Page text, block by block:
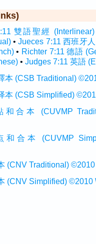
雙語聖經 (Interlinear)
•Jueces 7:11 西班牙
• Richter 7:11 德語
• Judges 7:11 英語
本 (CSB Traditional)
本 (CSB Simplified)
合本 (CUVMP
和合本 (CUVMP
(CNV Traditional)
(CNV Simplified) ©2010